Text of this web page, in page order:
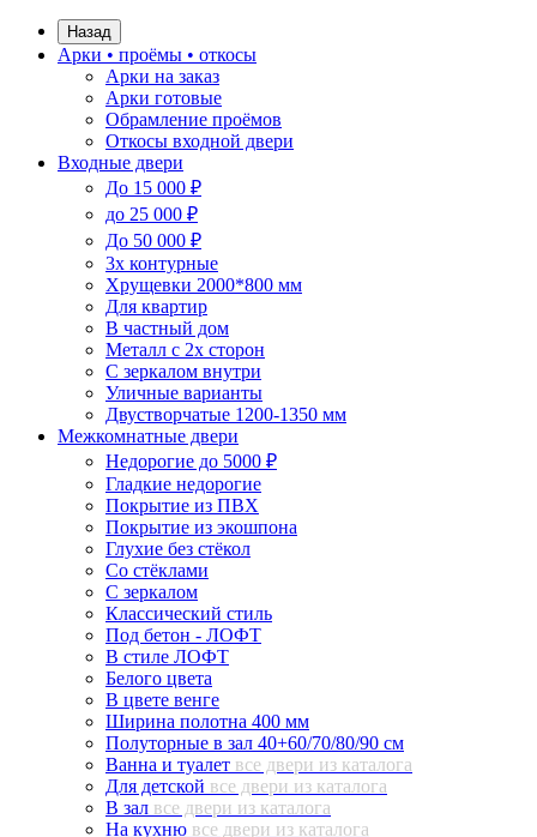
Назад
Арки • проёмы • откосы
Арки на заказ
Арки готовые
Обрамление проёмов
Откосы входной двери
Входные двери
До 15 000 ₽
до 25 000 ₽
До 50 000 ₽
3х контурные
Хрущевки 2000*800 мм
Для квартир
В частный дом
Металл с 2х сторон
С зеркалом внутри
Уличные варианты
Двустворчатые 1200-1350 мм
Межкомнатные двери
Недорогие до 5000 ₽
Гладкие недорогие
Покрытие из ПВХ
Покрытие из экошпона
Глухие без стёкол
Со стёклами
С зеркалом
Классический стиль
Под бетон - ЛОФТ
В стиле ЛОФТ
Белого цвета
В цвете венге
Ширина полотна 400 мм
Полуторные в зал 40+60/70/80/90 см
Ванна и туалет все двери из каталога
Для детской все двери из каталога
В зал все двери из каталога
На кухню все двери из каталога